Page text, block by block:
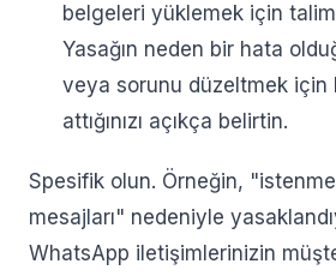
belgeleri yüklemek için
Yasağın neden bir hata
veya sorunu düzeltmek için
attığınızı açıkça belirtin.
Spesifik olun. Örneğin,
mesajları" nedeniyle
WhatsApp iletişimlerinizin